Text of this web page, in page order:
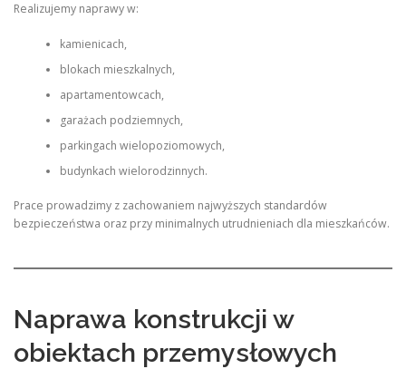
Realizujemy naprawy w:
kamienicach,
blokach mieszkalnych,
apartamentowcach,
garażach podziemnych,
parkingach wielopoziomowych,
budynkach wielorodzinnych.
Prace prowadzimy z zachowaniem najwyższych standardów
bezpieczeństwa oraz przy minimalnych utrudnieniach dla mieszkańców.
Naprawa konstrukcji w
obiektach przemysłowych